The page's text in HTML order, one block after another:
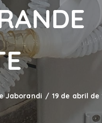
Jaborandi 19 de abril de